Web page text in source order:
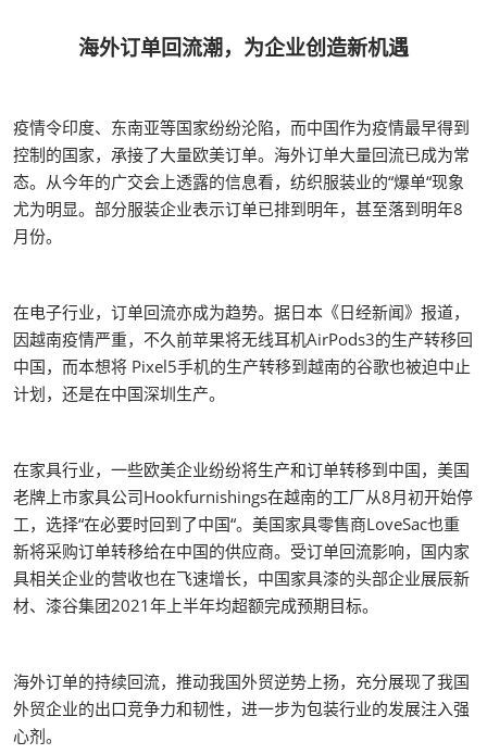
海外订单回流潮，为企业创造新机遇
疫情令印度、东南亚等国家纷纷沦陷，而中国作为疫情最早得到
控制的国家，承接了大量欧美订单。海外订单大量回流已成为常
态。从今年的广交会上透露的信息看，纺织服装业的“爆单“现象
尤为明显。部分服装企业表示订单已排到明年，甚至落到明年8
月份。
在电子行业，订单回流亦成为趋势。据日本《日经新闻》报道，
因越南疫情严重，不久前苹果将无线耳机AirPods3的生产转移回
中国，而本想将 Pixel5手机的生产转移到越南的谷歌也被迫中止
计划，还是在中国深圳生产。
在家具行业，一些欧美企业纷纷将生产和订单转移到中国，美国
老牌上市家具公司Hookfurnishings在越南的工厂从8月初开始停
工，选择“在必要时回到了中国“。美国家具零售商LoveSac也重
新将采购订单转移给在中国的供应商。受订单回流影响，国内家
具相关企业的营收也在飞速增长，中国家具漆的头部企业展辰新
材、漆谷集团2021年上半年均超额完成预期目标。
海外订单的持续回流，推动我国外贸逆势上扬，充分展现了我国
外贸企业的出口竞争力和韧性，进一步为包装行业的发展注入强
心剂。